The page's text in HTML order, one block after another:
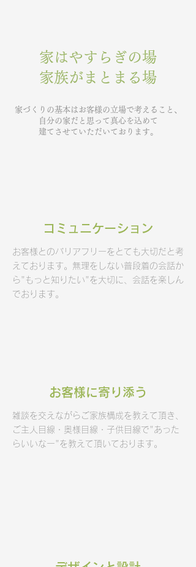
家はやすらぎの場
家族がまとまる場
家づくりの基本はお客様の立場で考えること、
自分の家だと思って真心を込めて
建てさせていただいております。
​コミュニケーション
お客様とのバリアフリーをとても大切だと考
えております。無理をしない普段着の会話か
ら"もっと知りたい"を大切に、会話を楽しん
でおります。
​お客様に寄り添う
雑談を交えながらご家族構成を教えて頂き、
ご主人目線・奥様目線・子供目線で"あった
らいいなー"を教えて頂いております。